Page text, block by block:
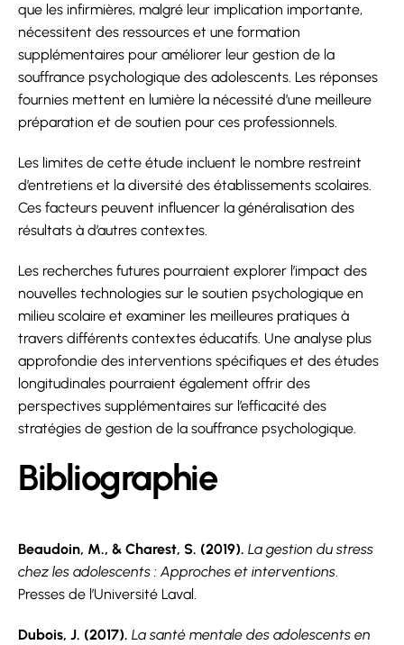
que les infirmières, malgré leur implication importante,
nécessitent des ressources et une formation
supplémentaires pour améliorer leur gestion de la
souffrance psychologique des adolescents. Les réponses
fournies mettent en lumière la nécessité d’une meilleure
préparation et de soutien pour ces professionnels.
Les limites de cette étude incluent le nombre restreint
d’entretiens et la diversité des établissements scolaires.
Ces facteurs peuvent influencer la généralisation des
résultats à d’autres contextes.
Les recherches futures pourraient explorer l’impact des
nouvelles technologies sur le soutien psychologique en
milieu scolaire et examiner les meilleures pratiques à
travers différents contextes éducatifs. Une analyse plus
approfondie des interventions spécifiques et des études
longitudinales pourraient également offrir des
perspectives supplémentaires sur l’efficacité des
stratégies de gestion de la souffrance psychologique.
Bibliographie
Beaudoin, M., & Charest, S. (2019). La gestion du stress
chez les adolescents : Approches et interventions.
Presses de l’Université Laval.
Dubois, J. (2017). La santé mentale des adolescents en